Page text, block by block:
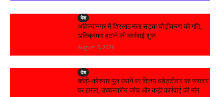
देश
अहिल्यानगर में शिरसाठ मला सड़क चौड़ीकरण को गति,
अतिक्रमण हटाने की कार्रवाई शुरू
August 7, 2026
देश
कोठी-कोरणार पुल धंसने पर विजय वडेट्टीवार का सरकार
पर हमला, उच्चस्तरीय जांच और कड़ी कार्रवाई की मांग